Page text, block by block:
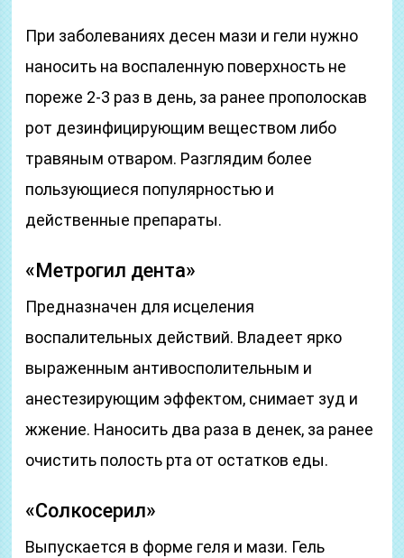
При заболеваниях десен мази и гели нужно
наносить на воспаленную поверхность не
пореже 2-3 раз в день, за ранее прополоскав
рот дезинфицирующим веществом либо
травяным отваром. Разглядим более
пользующиеся популярностью и
действенные препараты.
«Метрогил дента»
Предназначен для исцеления
воспалительных действий. Владеет ярко
выраженным антивосполительным и
анестезирующим эффектом, снимает зуд и
жжение. Наносить два раза в денек, за ранее
очистить полость рта от остатков еды.
«Солкосерил»
Выпускается в форме геля и мази. Гель